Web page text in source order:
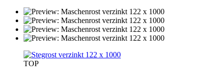
TOP